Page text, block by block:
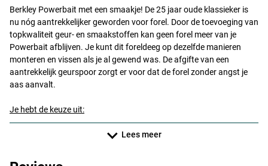
Berkley Powerbait met een smaakje! De 25 jaar oude klassieker is
nu nóg aantrekkelijker geworden voor forel. Door de toevoeging van
topkwaliteit geur- en smaakstoffen kan geen forel meer van je
Powerbait afblijven. Je kunt dit foreldeeg op dezelfde manieren
monteren en vissen als je al gewend was. De afgifte van een
aantrekkelijk geurspoor zorgt er voor dat de forel zonder angst je
aas aanvalt.
Je hebt de keuze uit:
Lees meer